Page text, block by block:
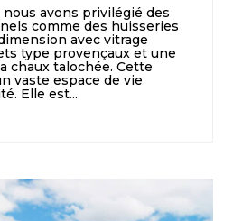
avons privilégié des
comme des huisseries
avec vitrage
type provençaux et une
chaux talochée. Cette
vaste espace de vie
Elle est...